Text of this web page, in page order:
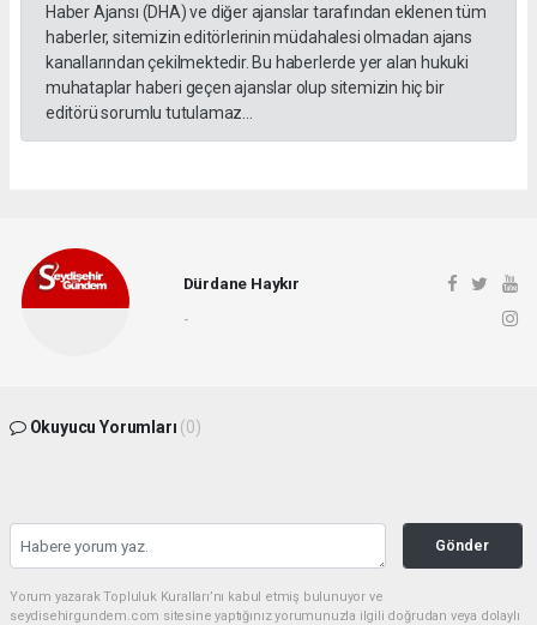
Haber Ajansı (DHA) ve diğer ajanslar tarafından eklenen tüm
haberler, sitemizin editörlerinin müdahalesi olmadan ajans
kanallarından çekilmektedir. Bu haberlerde yer alan hukuki
muhataplar haberi geçen ajanslar olup sitemizin hiç bir
editörü sorumlu tutulamaz...
Dürdane Haykır
-
Okuyucu Yorumları (0)
Gönder
Yorum yazarak Topluluk Kuralları’nı kabul etmiş bulunuyor ve
seydisehirgundem.com sitesine yaptığınız yorumunuzla ilgili doğrudan veya dolaylı